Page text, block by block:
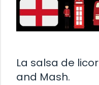
La salsa de
and Mash.